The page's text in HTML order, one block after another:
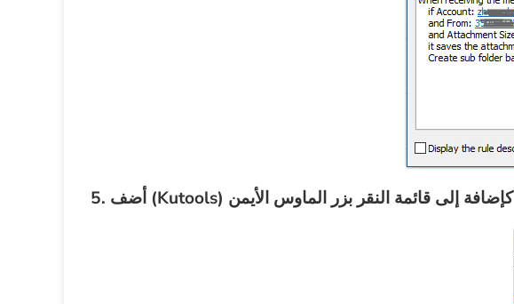
5. أضف (Kutools) كإضافة إلى قائمة النقر بزر الماوس الأيمن